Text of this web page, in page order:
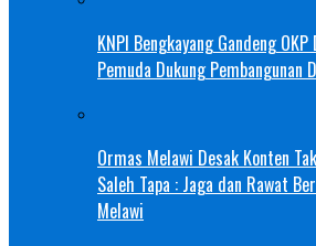
KNPI Bengkayang Gandeng
Pemuda Dukung Pembangunan
Ormas Melawi Desak Konten
Saleh Tapa : Jaga dan Rawat
Melawi